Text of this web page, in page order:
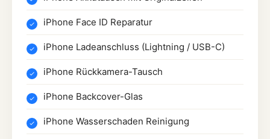
iPhone Face ID Reparatur
iPhone Ladeanschluss (Lightning / USB-C)
iPhone Rückkamera-Tausch
iPhone Backcover-Glas
iPhone Wasserschaden Reinigung